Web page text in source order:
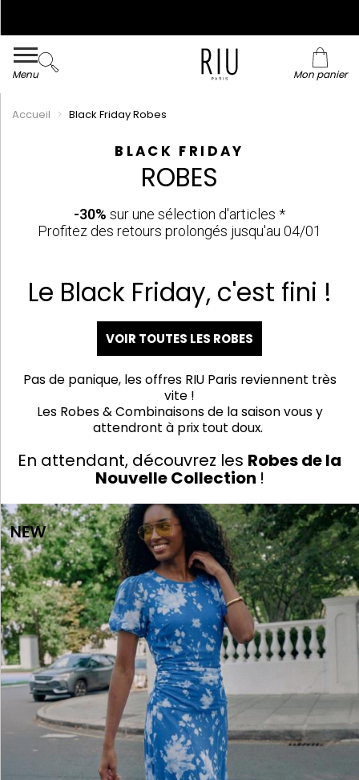
Menu Mon panier
Accueil Black Friday Robes
BLACK FRIDAY
ROBES
-30% sur une sélection d'articles *
Profitez des retours prolongés jusqu'au 04/01
Le Black Friday, c'est fini !
VOIR TOUTES LES ROBES
Pas de panique, les offres RIU Paris reviennent très
vite !
Les Robes & Combinaisons de la saison vous y
attendront à prix tout doux.
En attendant, découvrez les Robes de la
Nouvelle Collection !